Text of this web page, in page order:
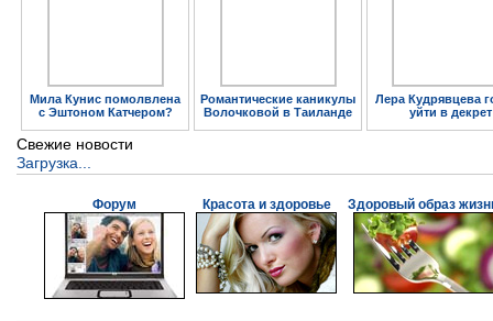
Мила Кунис помолвлена
с Эштоном Катчером?
Романтические каникулы
Волочковой в Таиланде
Лера Кудрявцева
уйти в декрет
Свежие новости
Загрузка...
Форум Красота и здоровье Здоровый образ